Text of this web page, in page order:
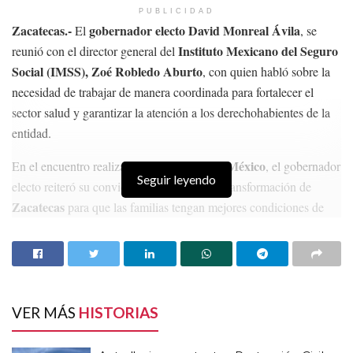
Temas:
Mineros de zacatecas
Tepetitlán Zacatecas
PUBLICIDAD
Zacatecas.-El gobernador electo David Monreal Ávila, se
reunió con el director general del Instituto Mexicano del Seguro
Social (IMSS), Zoé Robledo Aburto, con quien habló sobre la
necesidad de trabajar de manera coordinada para fortalecer el
sector salud y garantizar la atención a los derechohabientes de la
entidad.
En el encuentro realizado en laCiudad de México, el gobernador
electo reiteró su convicción de impulsar la transformación de
Zacatecas para que las familias tengan mejores condiciones de
federal a fin de alinear políticas públicas y de que exista una
constante comunicación y colaboración en beneficio de los
HISTORIAS RELACIONADAS
Seguir leyendo
VER MÁS HISTORIAS